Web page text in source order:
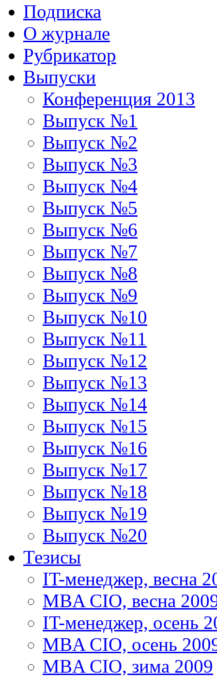
Подписка
О журнале
Рубрикатор
Выпуски
Конференция 2013
Выпуск №1
Выпуск №2
Выпуск №3
Выпуск №4
Выпуск №5
Выпуск №6
Выпуск №7
Выпуск №8
Выпуск №9
Выпуск №10
Выпуск №11
Выпуск №12
Выпуск №13
Выпуск №14
Выпуск №15
Выпуск №16
Выпуск №17
Выпуск №18
Выпуск №19
Выпуск №20
Тезисы
IT-менеджер, весна
MBA CIO, весна
IT-менеджер, осень
MBA CIO, осень
MBA CIO, зима 2009